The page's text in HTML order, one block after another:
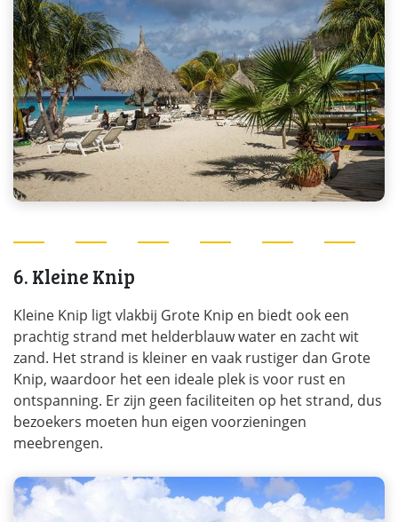
6. Kleine Knip
Kleine Knip ligt vlakbij Grote Knip en biedt ook een
prachtig strand met helderblauw water en zacht wit
zand. Het strand is kleiner en vaak rustiger dan Grote
Knip, waardoor het een ideale plek is voor rust en
ontspanning. Er zijn geen faciliteiten op het strand, dus
bezoekers moeten hun eigen voorzieningen
meebrengen.